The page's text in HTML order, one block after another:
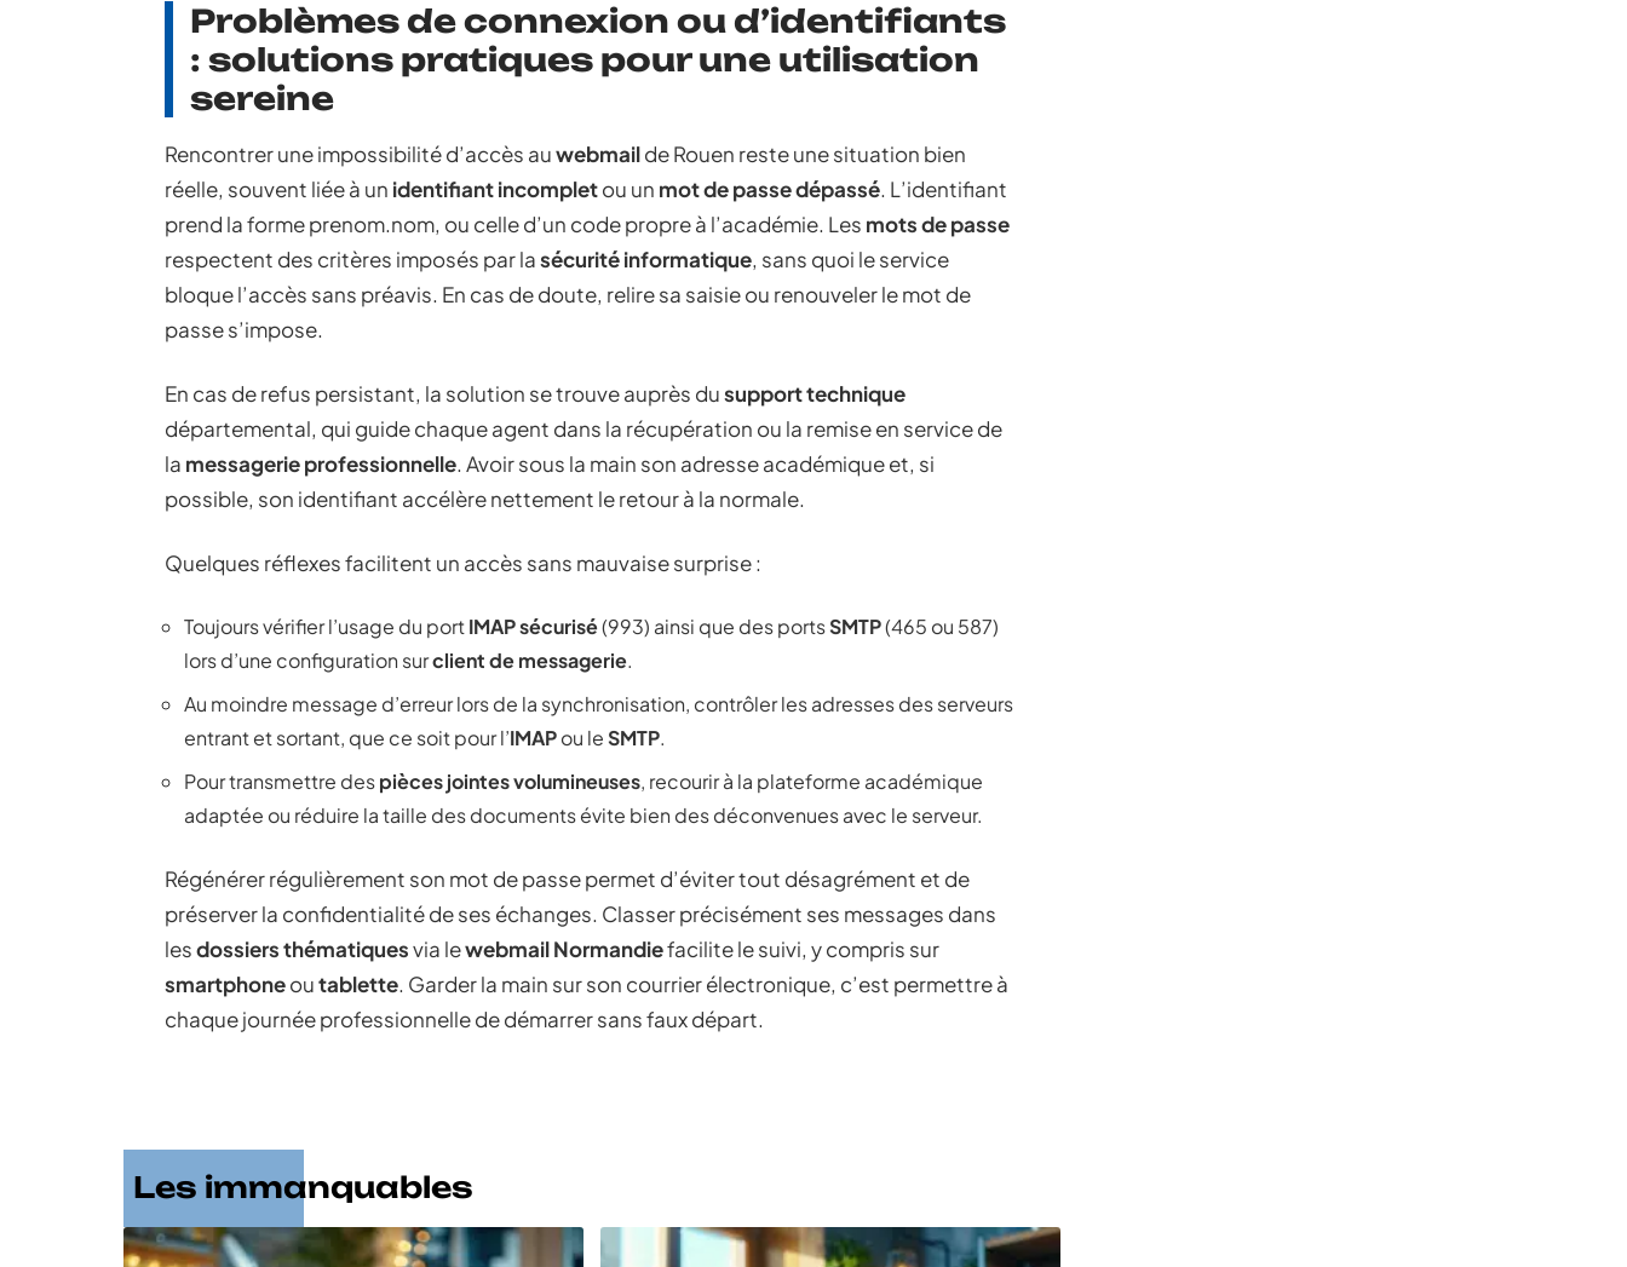
Problèmes de connexion ou d’identifiants
: solutions pratiques pour une utilisation
sereine
Rencontrer une impossibilité d’accès auwebmailde Rouen reste une situation bien
réelle, souvent liée à un identifiant incompletou un mot de passe dépassé. L’identifiant
prend la forme prenom.nom, ou celle d’un code propre à l’académie. Les mots de passe
respectent des critères imposés par lasécurité informatique, sans quoi le service
bloque l’accès sans préavis. En cas de doute, relire sa saisie ou renouveler le mot de
passe s’impose.
En cas de refus persistant, la solution se trouve auprès dusupport technique
départemental, qui guide chaque agent dans la récupération ou la remise en service de
la messagerie professionnelle. Avoir sous la main son adresse académique et, si
possible, son identifiant accélère nettement le retour à la normale.
Quelques réflexes facilitent un accès sans mauvaise surprise :
Toujours vérifier l’usage du portIMAP sécurisé(993) ainsi que des portsSMTP(465 ou 587)
lors d’une configuration surclient de messagerie.
Au moindre message d’erreur lors de la synchronisation, contrôler les adresses des serveurs
entrant et sortant, que ce soit pour l’IMAPou leSMTP.
Pour transmettre despièces jointes volumineuses, recourir à la plateforme académique
adaptée ou réduire la taille des documents évite bien des déconvenues avec le serveur.
Régénérer régulièrement son mot de passe permet d’éviter tout désagrément et de
préserver la confidentialité de ses échanges. Classer précisément ses messages dans
lesdossiers thématiquesvia lewebmail Normandiefacilite le suivi, y compris sur
smartphoneoutablette. Garder la main sur son courrier électronique, c’est permettre à
chaque journée professionnelle de démarrer sans faux départ.
Les immanquables